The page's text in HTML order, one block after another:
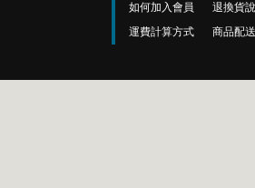
如何加入會員
運費計算方式
退換貨
商品配